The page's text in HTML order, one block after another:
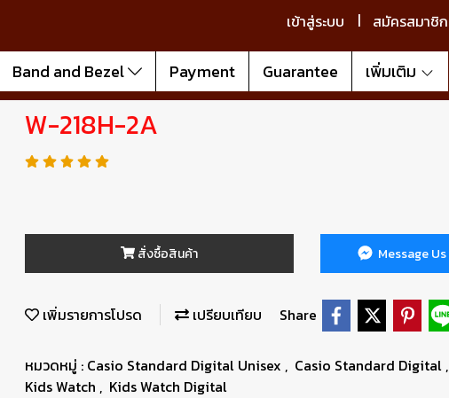
เข้าสู่ระบบ สมัครสมาชิก
Band and Bezel Payment Guarantee เพิ่มเติม
W-218H-2A
สั่งซื้อสินค้า Message Us
เพิ่มรายการโปรด เปรียบเทียบ Share
หมวดหมู่ : Casio Standard Digital Unisex , Casio Standard Digital ,
Kids Watch , Kids Watch Digital